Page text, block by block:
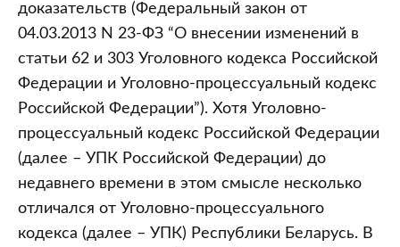
доказательств (Федеральный закон от
04.03.2013 N 23-ФЗ “О внесении изменений в
статьи 62 и 303 Уголовного кодекса Российской
Федерации и Уголовно-процессуальный кодекс
Российской Федерации”). Хотя Уголовно-
процессуальный кодекс Российской Федерации
(далее – УПК Российской Федерации) до
недавнего времени в этом смысле несколько
отличался от Уголовно-процессуального
кодекса (далее – УПК) Республики Беларусь. В